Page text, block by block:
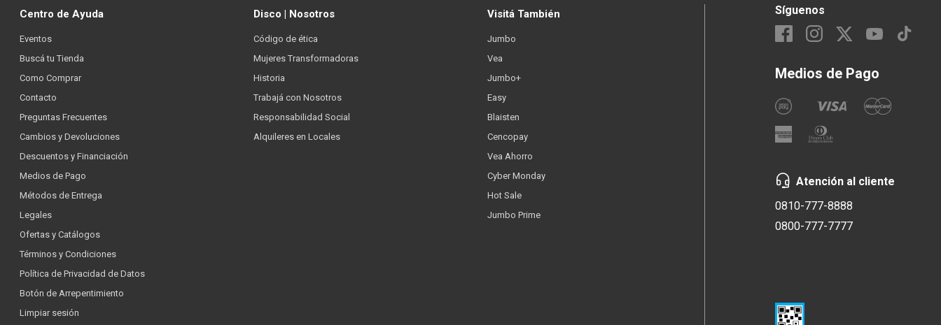
Centro de Ayuda
Eventos
Buscá tu Tienda
Como Comprar
Contacto
Preguntas Frecuentes
Cambios y Devoluciones
Descuentos y Financiación
Medios de Pago
Métodos de Entrega
Legales
Ofertas y Catálogos
Términos y Condiciones
Política de Privacidad de Datos
Botón de Arrepentimiento
Limpiar sesión
Disco | Nosotros
Código de ética
Mujeres Transformadoras
Historia
Trabajá con Nosotros
Responsabilidad Social
Alquileres en Locales
Visitá También
Jumbo
Vea
Jumbo+
Easy
Blaisten
Cencopay
Vea Ahorro
Cyber Monday
Hot Sale
Jumbo Prime
Síguenos
Medios de Pago
Atención al cliente
0810-777-8888
0800-777-7777